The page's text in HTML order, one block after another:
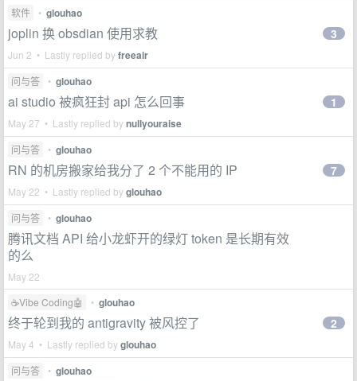
软件 • glouhao
joplin 换 obsdian 使用求教
Jun 2 • Lastly replied byfreeair
3
问与答 • glouhao
ai studio 被疯狂封 api 怎么回事
May 27 • Lastly replied bynullyouraise
1
问与答 • glouhao
RN 的机房搬家给我分了 2 个不能用的 IP
May 22 • Lastly replied byglouhao
7
问与答 • glouhao
腾讯文档 API 给小龙虾开的绿灯 token 是长期有效
的么
May 22
☕Vibe Coding🤖
• glouhao
终于轮到我的 antigravity 被风控了
May 4 • Lastly replied byglouhao
2
问与答 • glouhao